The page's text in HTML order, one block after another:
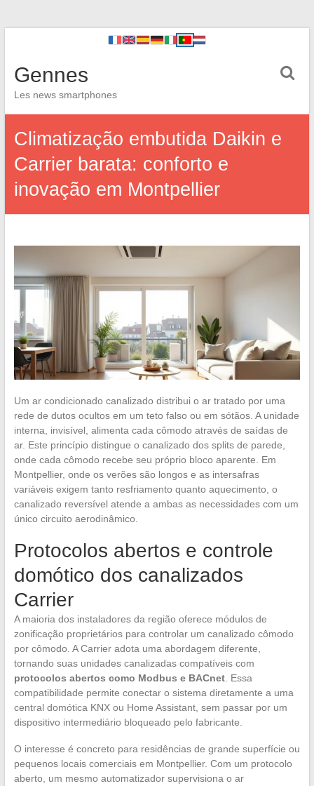
Gennes
Les news smartphones
Climatização embutida Daikin e
Carrier barata: conforto e
inovação em Montpellier
Um ar condicionado canalizado distribui o ar tratado por uma
rede de dutos ocultos em um teto falso ou em sótãos. A unidade
interna, invisível, alimenta cada cômodo através de saídas de
ar. Este princípio distingue o canalizado dos splits de parede,
onde cada cômodo recebe seu próprio bloco aparente. Em
Montpellier, onde os verões são longos e as intersafras
variáveis exigem tanto resfriamento quanto aquecimento, o
canalizado reversível atende a ambas as necessidades com um
único circuito aerodinâmico.
Protocolos abertos e controle
domótico dos canalizados
Carrier
A maioria dos instaladores da região oferece módulos de
zonificação proprietários para controlar um canalizado cômodo
por cômodo. A Carrier adota uma abordagem diferente,
tornando suas unidades canalizadas compatíveis com
protocolos abertos como Modbus e BACnet. Essa
compatibilidade permite conectar o sistema diretamente a uma
central domótica KNX ou Home Assistant, sem passar por um
dispositivo intermediário bloqueado pelo fabricante.
O interesse é concreto para residências de grande superfície ou
pequenos locais comerciais em Montpellier. Com um protocolo
aberto, um mesmo automatizador supervisiona o ar